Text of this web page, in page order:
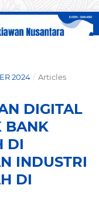
2024 / Articles
DIGITAL
BANK
DI
INDUSTRI
DI